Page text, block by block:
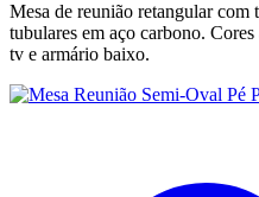
Mesa de reunião retangular com
tubulares em aço carbono.
tv e armário baixo.